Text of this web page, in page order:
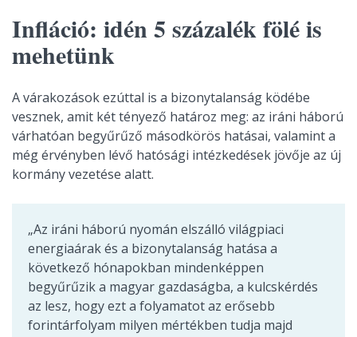
Infláció: idén 5 százalék fölé is
mehetünk
A várakozások ezúttal is a bizonytalanság ködébe
vesznek, amit két tényező határoz meg: az iráni háború
várhatóan begyűrűző másodkörös hatásai, valamint a
még érvényben lévő hatósági intézkedések jövője az új
kormány vezetése alatt.
„Az iráni háború nyomán elszálló világpiaci
energiaárak és a bizonytalanság hatása a
következő hónapokban mindenképpen
begyűrűzik a magyar gazdaságba, a kulcskérdés
az lesz, hogy ezt a folyamatot az erősebb
forintárfolyam milyen mértékben tudja majd